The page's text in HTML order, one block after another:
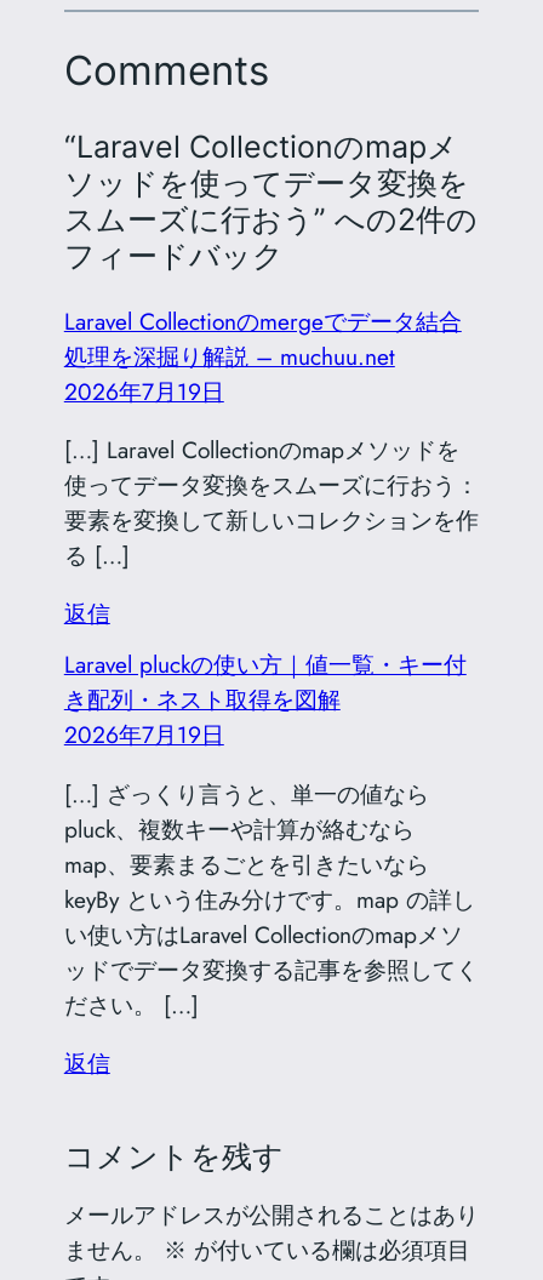
Comments
“Laravel Collectionのmapメ
ソッドを使ってデータ変換を
スムーズに行おう” への2件の
フィードバック
Laravel Collectionのmergeでデータ結合
処理を深掘り解説 – muchuu.net
2026年7月19日
[…] Laravel Collectionのmapメソッドを
使ってデータ変換をスムーズに行おう：
要素を変換して新しいコレクションを作
る […]
返信
Laravel pluckの使い方｜値一覧・キー付
き配列・ネスト取得を図解
2026年7月19日
[…] ざっくり言うと、単一の値なら
pluck、複数キーや計算が絡むなら
map、要素まるごとを引きたいなら
keyBy という住み分けです。map の詳し
い使い方はLaravel Collectionのmapメソ
ッドでデータ変換する記事を参照してく
ださい。 […]
返信
コメントを残す
メールアドレスが公開されることはあり
ません。
※ が付いている欄は必須項目